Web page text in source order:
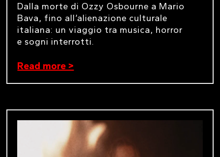
Dalla morte di Ozzy Osbourne a Mario
Bava, fino all’alienazione culturale
italiana: un viaggio tra musica, horror
e sogni interrotti.
Read more >